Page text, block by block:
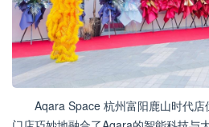
Aqara Space 杭州富阳鹿山时代店